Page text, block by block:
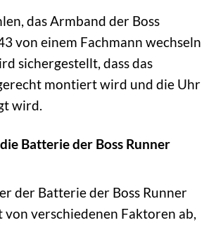
das Armband der Boss
von einem Fachmann wechseln
sichergestellt, dass das
montiert wird und die Uhr
wird.
Batterie der Boss Runner
der Batterie der Boss Runner
von verschiedenen Faktoren ab,